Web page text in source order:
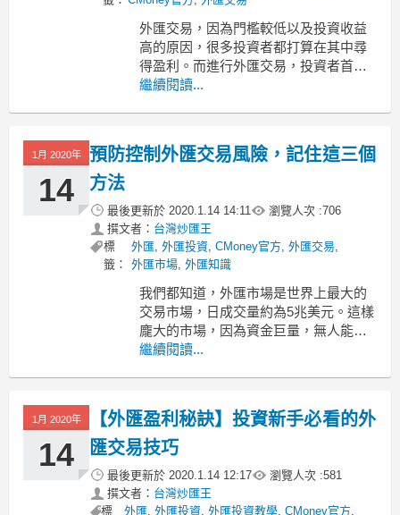
外匯交易，因為門檻較低以及投資收益
高的原因，很多投資者都打算在其中尋
得盈利。而進行外匯交易，投資者首先
需要做的就是進行開戶，而開戶不是簡
戶需要注意哪些問題呢？
1、開戶平台的正規性
繼續閱讀...
1月 2020年
14
預防控制外匯交易風險，記住這三個
方法
最後更新於 2020.1.14 14:11 瀏覽人次 :706
撰文者： 台灣炒匯王
標
籤：
外匯, 外匯投資, CMoney官方, 外匯交易,
外匯市場, 外匯知識
我們都知道，外匯市場是世界上最大的
交易市場，日成交量約為5兆美元。這樣
龐大的市場，因為資金巨量，無人能操
縱市場走勢，所以市場是十分公平公開
險。要控制這樣的外匯交易風險，投資
者可以怎樣做呢？
1、設置止贏止損
外匯
繼續閱讀...
1月 2020年
14
【外匯盈利秘訣】投資新手必看的外
匯交易技巧
最後更新於 2020.1.14 12:17 瀏覽人次 :581
撰文者： 台灣炒匯王
標
外匯,外匯投資,外匯投資教學,CMoney官方,